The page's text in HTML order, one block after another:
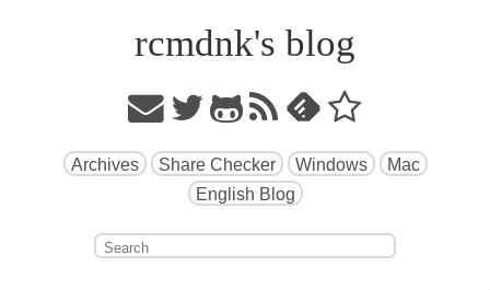
rcmdnk's blog
Archives Share Checker Windows
Mac
English Blog